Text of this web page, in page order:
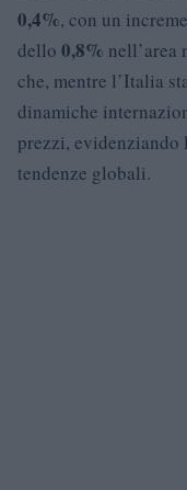
0,4%, con un
dello 0,8% nell’area
che, mentre l’Italia
dinamiche
prezzi, evidenziando
tendenze globali.